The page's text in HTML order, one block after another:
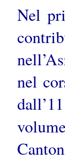
Nel
nel